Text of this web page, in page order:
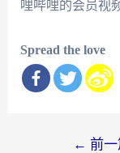
哩哔哩的会员视
Spread the love
← 前